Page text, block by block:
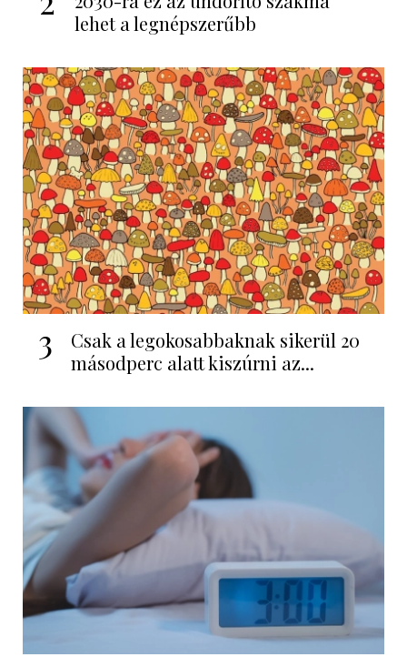
lehet a legnépszerűbb
3
Csak a legokosabbaknak sikerül 20
másodperc alatt kiszúrni az...